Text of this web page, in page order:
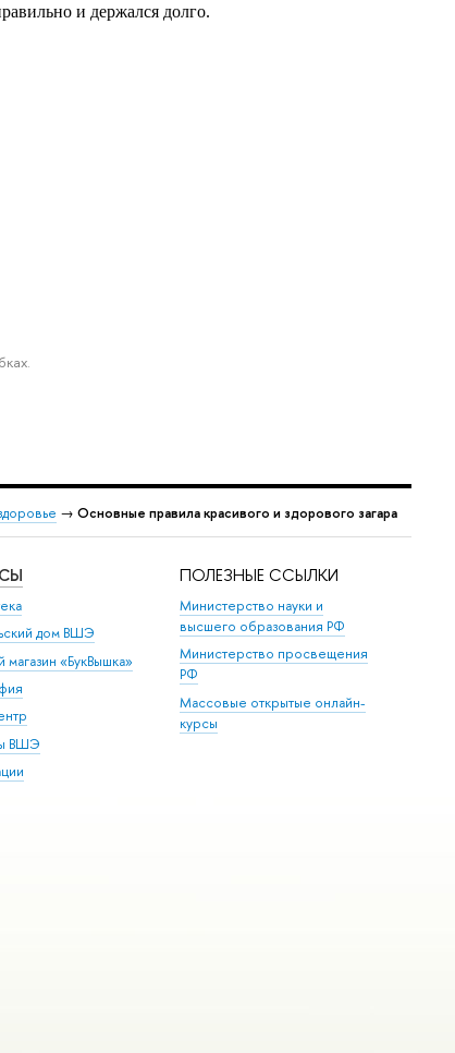
и держался долго.
→ Основные правила красивого и здорового загара
дом ВШЭ
«БукВышка»
ВШЭ
ПОЛЕЗНЫЕ ССЫЛКИ
Министерство науки и
высшего образования РФ
Министерство просвещения
РФ
Массовые открытые онлайн-
курсы